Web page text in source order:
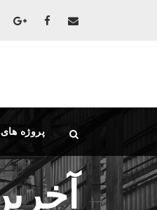
پروژه